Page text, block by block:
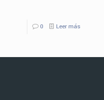
0 Leer más